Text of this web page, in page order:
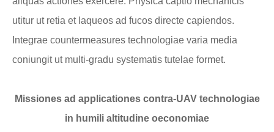
utitur ut retia et laqueos ad fucos directe capiendos.
Integrae countermeasures technologiae varia media
coniungit ut multi-gradu systematis tutelae formet.
Missiones ad applicationes contra-UAV technologiae
in humili altitudine oeconomiae